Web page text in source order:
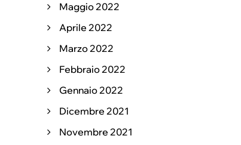
Maggio 2022
Aprile 2022
Marzo 2022
Febbraio 2022
Gennaio 2022
Dicembre 2021
Novembre 2021